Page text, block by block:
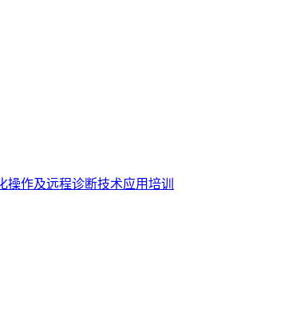
作及远程诊断技术应用培训